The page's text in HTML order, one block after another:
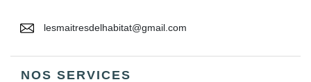
lesmaitresdelhabitat@gmail.com
NOS SERVICES